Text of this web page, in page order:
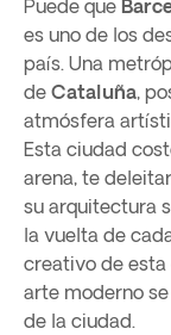
Puede que
es uno de los
país. Una
de Cataluña,
atmósfera
Esta ciudad
arena, te
su arquitectura
la vuelta de
creativo de esta
arte moderno
de la ciudad.